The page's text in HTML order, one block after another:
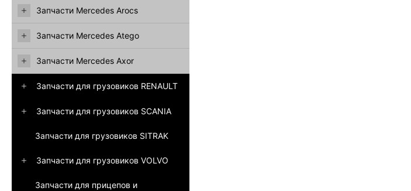
Запчасти Mercedes Arocs
Запчасти Mercedes Atego
Запчасти Mercedes Axor
Запчасти для грузовиков RENAULT
Запчасти для грузовиков SCANIA
Запчасти для грузовиков SITRAK
Запчасти для грузовиков VOLVO
Запчасти для прицепов и